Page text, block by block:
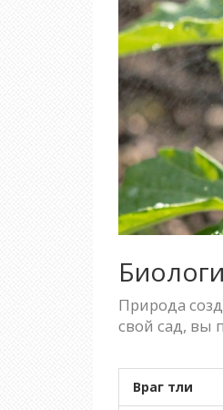
Природа
свой сад, вы
Враг тли